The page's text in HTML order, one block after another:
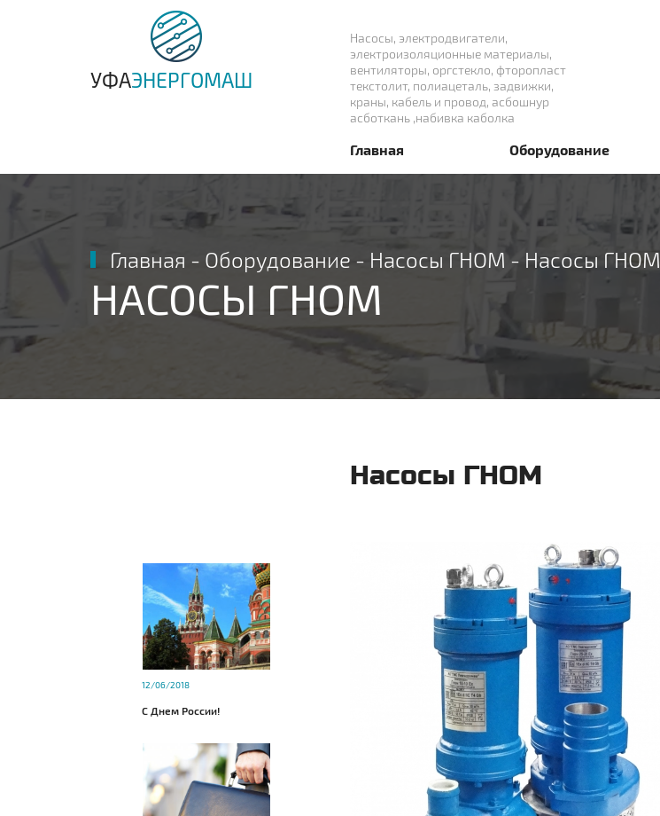
УФАЭНЕРГОМАШ
Насосы, электродвигатели,
электроизоляционные материалы,
вентиляторы, оргстекло, фторопласт
текстолит, полиацеталь, задвижки,
краны, кабель и провод, асбошнур
асботкань ,набивка каболка
Главная Оборудование
Главная - Оборудование - Насосы ГНОМ - Насосы ГНОМ
НАСОСЫ ГНОМ
12/06/2018
С Днем России!
Насосы ГНОМ